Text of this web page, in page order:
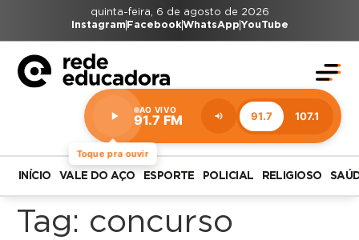
quinta-feira, 6 de agosto de 2026
Instagram FacebookWhatsAppYouTube
Toque pra ouvir
AO VIVO
91.7 FM 91.7 107.1
Estação:
91.7
FM
INÍCIO VALE DO AÇO ESPORTE POLICIAL RELIGIOSO
Tag: concurso